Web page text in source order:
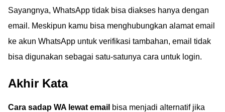
Sayangnya, WhatsApp tidak bisa diakses hanya dengan
email. Meskipun kamu bisa menghubungkan alamat email
ke akun WhatsApp untuk verifikasi tambahan, email tidak
bisa digunakan sebagai satu-satunya cara untuk login.
Akhir Kata
Cara sadap WA lewat email bisa menjadi alternatif jika